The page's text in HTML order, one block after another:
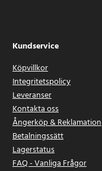
Kundservice
Köpvillkor
Integritetspolicy
Leveranser
Kontakta oss
Ångerköp & Reklamation
Betalningssätt
Lagerstatus
FAQ - Vanliga Frågor